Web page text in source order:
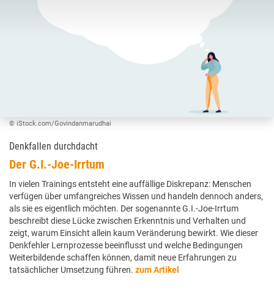
© iStock.com/Govindanmarudhai
Denkfallen durchdacht
Der G.I.-Joe-Irrtum
In vielen Trainings entsteht eine auffällige Diskrepanz: Menschen
verfügen über umfangreiches Wissen und handeln dennoch anders,
als sie es eigentlich möchten. Der sogenannte G.I.-Joe-Irrtum
beschreibt diese Lücke zwischen Erkenntnis und Verhalten und
zeigt, warum Einsicht allein kaum Veränderung bewirkt. Wie dieser
Denkfehler Lernprozesse beeinflusst und welche Bedingungen
Weiterbildende schaffen können, damit neue Erfahrungen zu
tatsächlicher Umsetzung führen. zum Artikel